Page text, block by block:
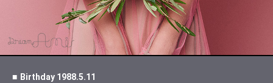
Birthday 1988.5.11